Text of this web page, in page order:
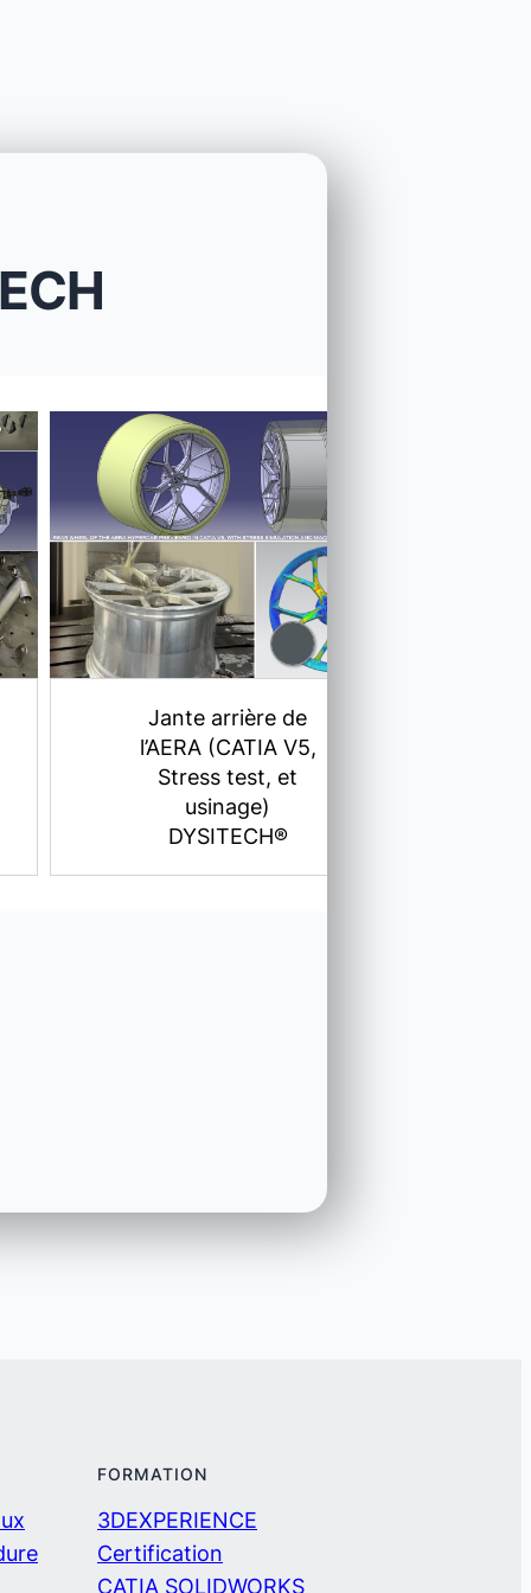
Jante arrière de
l’AERA (CATIA V5,
Stress test, et
usinage)
DYSITECH®
FORMATION
3DEXPERIENCE
Certification
CATIA SOLIDWORKS